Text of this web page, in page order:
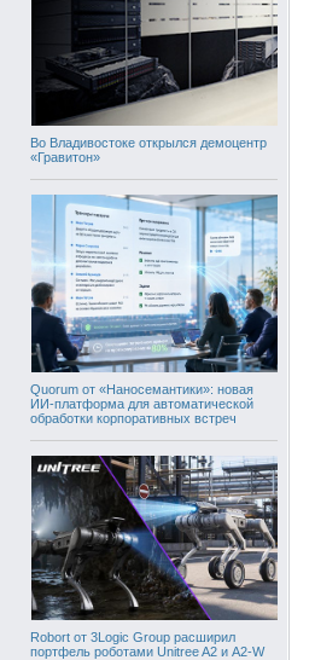
Во Владивостоке открылся демоцентр
«Гравитон»
Quorum от «Наносемантики»: новая
ИИ-платформа для автоматической
обработки корпоративных встреч
Robort от 3Logic Group расширил
портфель роботами Unitree A2 и A2-W